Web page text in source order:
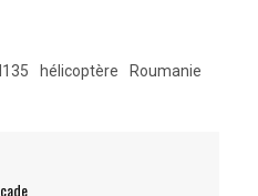
hélicoptère Roumanie